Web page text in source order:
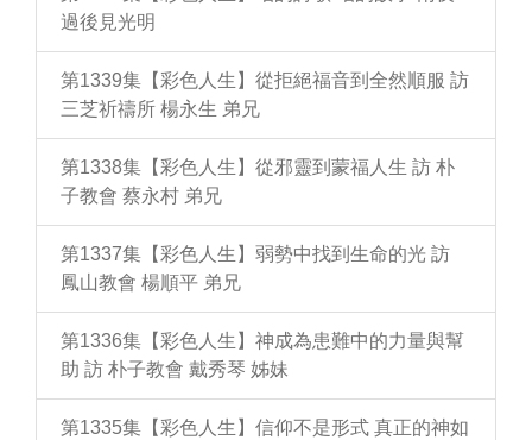
過後見光明
第1339集【彩色人生】從拒絕福音到全然順服 訪
三芝祈禱所 楊永生 弟兄
第1338集【彩色人生】從邪靈到蒙福人生 訪 朴
子教會 蔡永村 弟兄
第1337集【彩色人生】弱勢中找到生命的光 訪
鳳山教會 楊順平 弟兄
第1336集【彩色人生】神成為患難中的力量與幫
助 訪 朴子教會 戴秀琴 姊妹
第1335集【彩色人生】信仰不是形式 真正的神如